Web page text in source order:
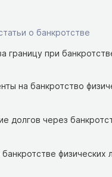
о банкротстве
границу при
на банкротство
долгов через
физических